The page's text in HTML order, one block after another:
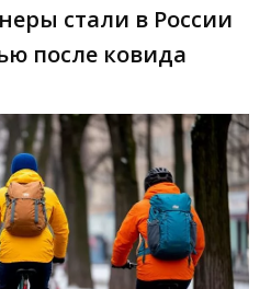
стали в России
после ковида